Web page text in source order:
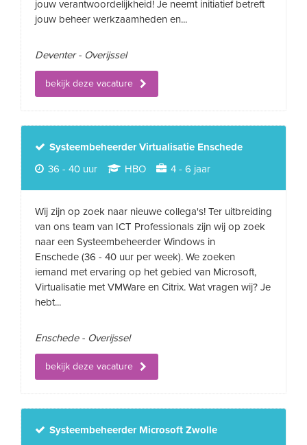
jouw verantwoordelijkheid! Je neemt initiatief betreft
jouw beheer werkzaamheden en...
Deventer - Overijssel
bekijk deze vacature
Systeembeheerder Virtualisatie Enschede
36 - 40 uur
HBO 4 - 6 jaar
Wij zijn op zoek naar nieuwe collega's! Ter uitbreiding
van ons team van ICT Professionals zijn wij op zoek
naar een Systeembeheerder Windows in
Enschede (36 - 40 uur per week). We zoeken
iemand met ervaring op het gebied van Microsoft,
Virtualisatie met VMWare en Citrix. Wat vragen wij? Je
hebt...
Enschede - Overijssel
bekijk deze vacature
Systeembeheerder Microsoft Zwolle